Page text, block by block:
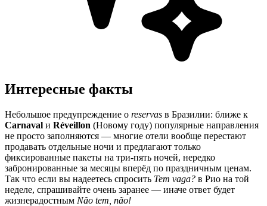
Интересные факты
Небольшое предупреждение о reservas в Бразилии: ближе к
Carnaval и Réveillon (Новому году) популярные направления
не просто заполняются — многие отели вообще перестают
продавать отдельные ночи и предлагают только
фиксированные пакеты на три-пять ночей, нередко
забронированные за месяцы вперёд по праздничным ценам.
Так что если вы надеетесь спросить Tem vaga? в Рио на той
неделе, спрашивайте очень заранее — иначе ответ будет
жизнерадостным Não tem, não!